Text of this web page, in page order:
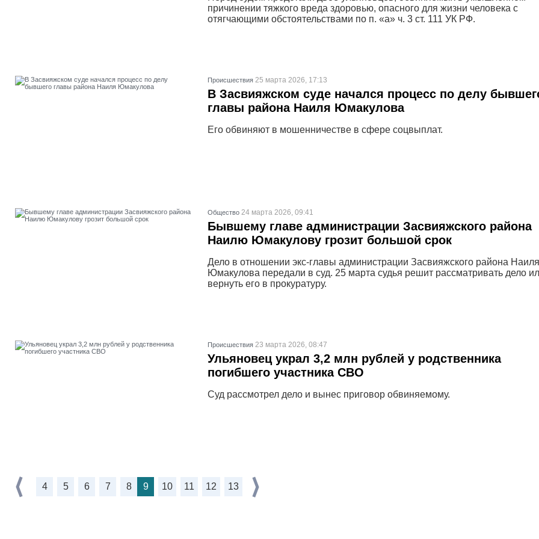
причинении тяжкого вреда здоровью, опасного для жизни человека с
отягчающими обстоятельствами по п. «а» ч. 3 ст. 111 УК РФ.
Проиcшествия 25 марта 2026, 17:13
В Засвияжском суде начался процесс по делу
главы района Наиля Юмакулова
Его обвиняют в мошенничестве в сфере соцвыплат.
Общество 24 марта 2026, 09:41
Бывшему главе администрации Засвияжского района
Наилю Юмакулову грозит большой срок
Дело в отношении экс-главы администрации Засвияжского района Наиля
Юмакулова передали в суд. 25 марта судья решит рассматривать дело
вернуть его в прокуратуру.
Проиcшествия 23 марта 2026, 08:47
Ульяновец украл 3,2 млн рублей у родственника
погибшего участника СВО
Суд рассмотрел дело и вынес приговор обвиняемому.
4 5 6 7 8 9 10 11 12 13